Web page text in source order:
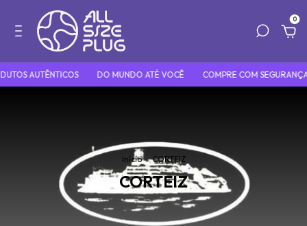
0
AUTÊNTICOS DO MUNDO ATÉ VOCÊ COMPRE COM
Início . CORTEIZ
CORTEIZ